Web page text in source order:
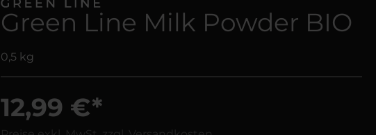
Green Line Milk Powder BIO
0,5 kg
12,99 €*